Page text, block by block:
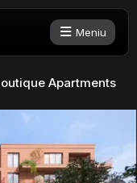
Meniu
Apartments